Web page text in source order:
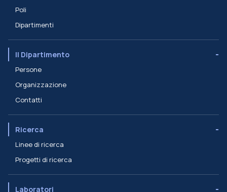
Poli
Dipartimenti
Il Dipartimento
Persone
Organizzazione
Contatti
Ricerca
Linee di ricerca
Progetti di ricerca
Laboratori